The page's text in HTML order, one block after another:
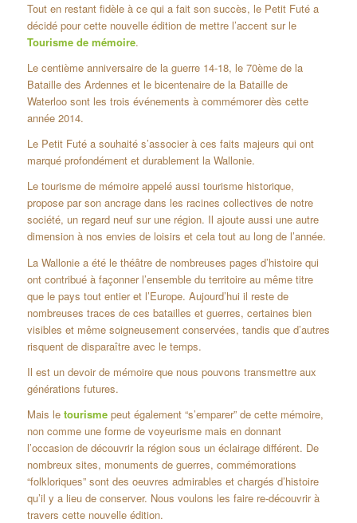
Tout en restant fidèle à ce qui a fait son succès, le Petit Futé a
décidé pour cette nouvelle édition de mettre l’accent sur le
Tourisme de mémoire.
Le centième anniversaire de la guerre 14-18, le 70ème de la
Bataille des Ardennes et le bicentenaire de la Bataille de
Waterloo sont les trois événements à commémorer dès cette
année 2014.
Le Petit Futé a souhaité s’associer à ces faits majeurs qui ont
marqué profondément et durablement la Wallonie.
Le tourisme de mémoire appelé aussi tourisme historique,
propose par son ancrage dans les racines collectives de notre
société, un regard neuf sur une région. Il ajoute aussi une autre
dimension à nos envies de loisirs et cela tout au long de l’année.
La Wallonie a été le théâtre de nombreuses pages d’histoire qui
ont contribué à façonner l’ensemble du territoire au même titre
que le pays tout entier et l’Europe. Aujourd’hui il reste de
nombreuses traces de ces batailles et guerres, certaines bien
visibles et même soigneusement conservées, tandis que d’autres
risquent de disparaître avec le temps.
Il est un devoir de mémoire que nous pouvons transmettre aux
générations futures.
Mais le tourismepeut également “s’emparer” de cette mémoire,
non comme une forme de voyeurisme mais en donnant
l’occasion de découvrir la région sous un éclairage différent. De
nombreux sites, monuments de guerres, commémorations
“folkloriques” sont des oeuvres admirables et chargés d’histoire
qu’il y a lieu de conserver. Nous voulons les faire re-découvrir à
travers cette nouvelle édition.